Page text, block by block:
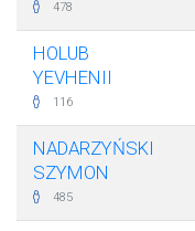
478
HOLUB
YEVHENII
116
NADARZYŃSKI
SZYMON
485